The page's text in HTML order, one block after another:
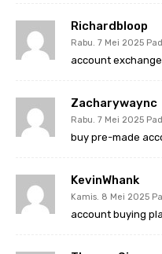
Richardbloop
Rabu. 7 Mei 2025
account exchange
Zacharywaync
Rabu. 7 Mei 2025
buy pre-made
KevinWhank
Kamis. 8 Mei 2025
account buying